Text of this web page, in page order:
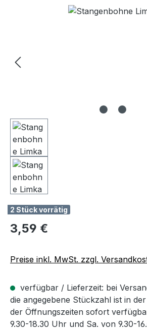
Bildergalerie überspringen
2 Stück vorrätig
Regulärer Preis:
3,59 €
Preise inkl. MwSt. zzgl.
verfügbar / Lieferzeit: bei
die angegebene Stückzahl ist in
der Öffnungszeiten sofort
9.30-18.30 Uhr und Sa. von 9.30-